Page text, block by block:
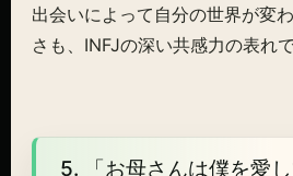
出会いによって自分の世界が変
さも、INFJの深い共感力の表れで
5. 「お母さんは僕を愛し